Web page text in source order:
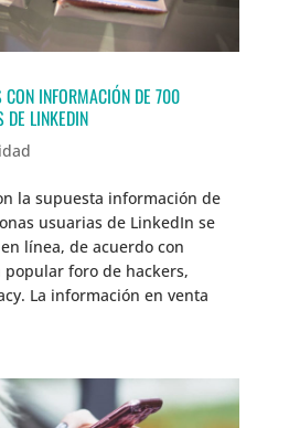
CON INFORMACIÓN DE 700
DE LINKEDIN
la supuesta información de
usuarias de LinkedIn se
línea, de acuerdo con
foro de hackers,
La información en venta